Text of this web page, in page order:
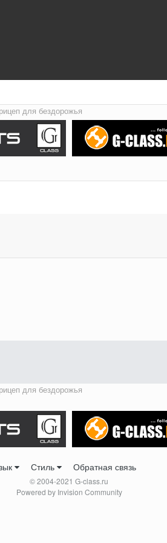
для бездорожья
для бездорожья
Стиль Обратная связь
© 2004-2021 G-class.ru
Powered by Invision Community